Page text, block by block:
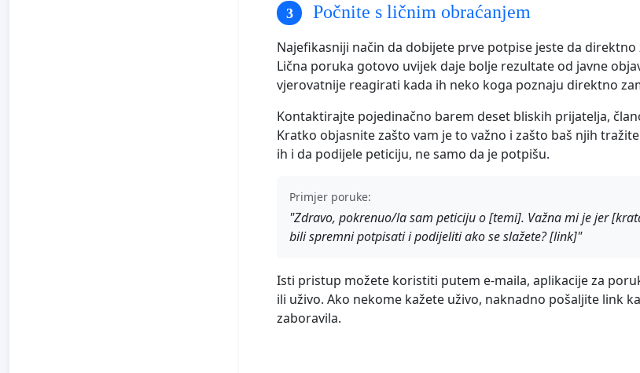
Počnite s ličnim obraćanjem
Najefikasniji način da dobijete prve potpise jeste da
Lična poruka gotovo uvijek daje bolje rezultate od javne
vjerovatnije reagirati kada ih neko koga poznaju direktno
Kontaktirajte pojedinačno barem deset bliskih prijatelja,
Kratko objasnite zašto vam je to važno i zašto baš njih
ih i da podijele peticiju, ne samo da je potpišu.
Primjer poruke:
"Zdravo, pokrenuo/la sam peticiju o [temi]. Važna mi je jer
bili spremni potpisati i podijeliti ako se slažete? [link]"
Isti pristup možete koristiti putem e-maila, aplikacije za
ili uživo. Ako nekome kažete uživo, naknadno pošaljite link
zaboravila.